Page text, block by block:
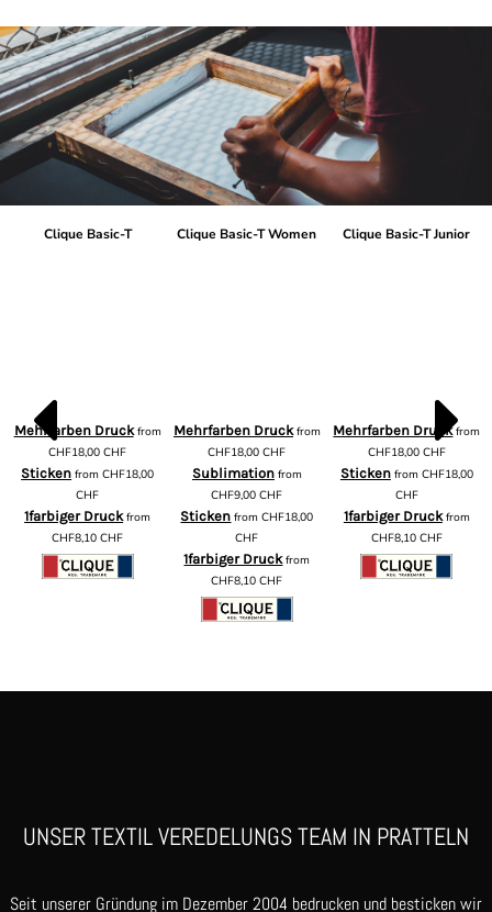
Clique Basic-T
Mehrfarben Druckfrom
CHF18,00CHF
Sticken fromCHF18,00
CHF
1farbiger Druckfrom
CHF8,10CHF
Clique Basic-T Women
Mehrfarben Druckfrom
CHF18,00CHF
Sublimationfrom
CHF9,00CHF
Sticken fromCHF18,00
CHF
1farbiger Druckfrom
CHF8,10CHF
Clique Basic-T Junior
Mehrfarben Druckfrom
CHF18,00 CHF
Stickenfrom CHF18,00
CHF
1farbiger Druckfrom
CHF8,10 CHF
UNSER TEXTIL VEREDELUNGS TEAM IN PRATTELN
Seit unserer Gründung im Dezember 2004 bedrucken und besticken wir